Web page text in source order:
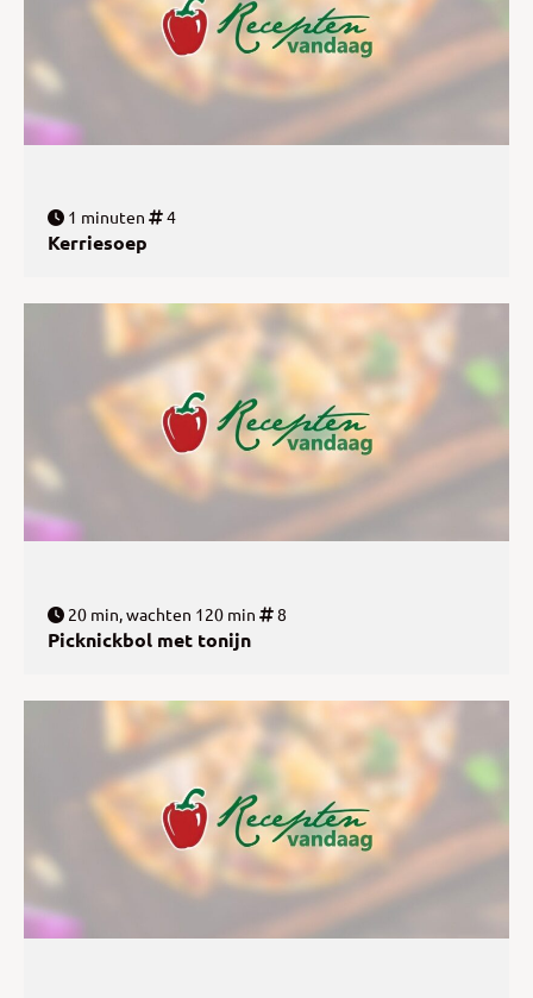
1 minuten 4
Kerriesoep
20 min, wachten 120 min 8
Picknickbol met tonijn